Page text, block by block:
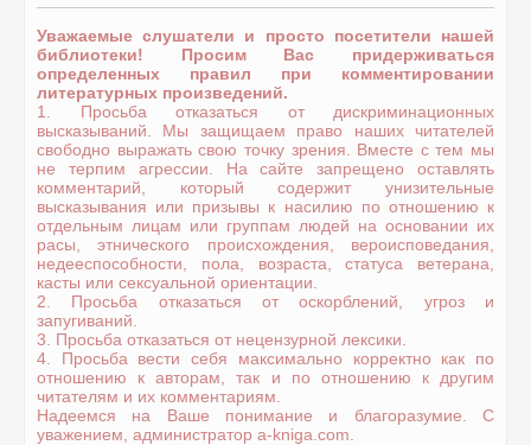
Уважаемые слушатели и просто посетители нашей
библиотеки! Просим Вас придерживаться
определенных правил при комментировании
литературных произведений.
1. Просьба отказаться от дискриминационных
высказываний. Мы защищаем право наших читателей
свободно выражать свою точку зрения. Вместе с тем мы
не терпим агрессии. На сайте запрещено оставлять
комментарий, который содержит унизительные
высказывания или призывы к насилию по отношению к
отдельным лицам или группам людей на основании их
расы, этнического происхождения, вероисповедания,
недееспособности, пола, возраста, статуса ветерана,
касты или сексуальной ориентации.
2. Просьба отказаться от оскорблений, угроз и
запугиваний.
3. Просьба отказаться от нецензурной лексики.
4. Просьба вести себя максимально корректно как по
отношению к авторам, так и по отношению к другим
читателям и их комментариям.
Надеемся на Ваше понимание и благоразумие. С
уважением, администратор a-kniga.com.